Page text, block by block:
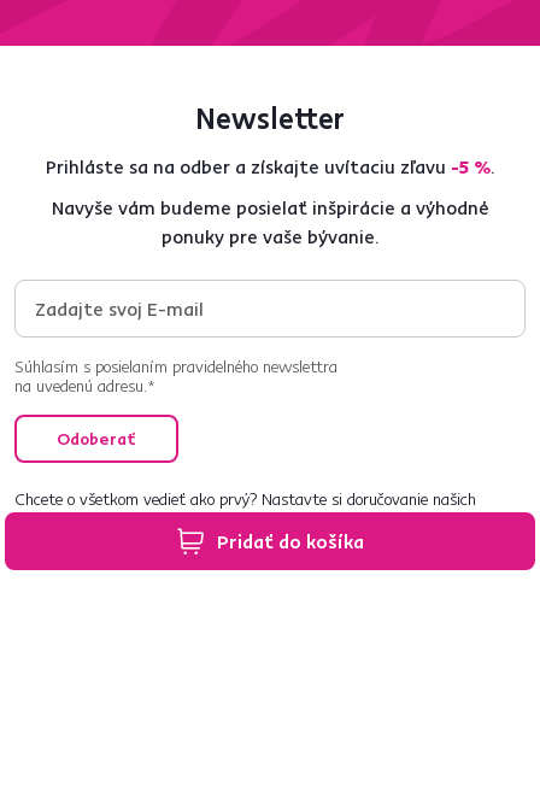
Pridať do košíka
Newsletter
Prihláste sa na odber a získajte uvítaciu zľavu -5 %.
Navyše vám budeme posielať inšpirácie a výhodné
ponuky pre vaše bývanie.
Súhlasím s posielaním pravidelného newslettra
na uvedenú adresu.*
Odoberať
Chcete o všetkom vedieť ako prvý? Nastavte si doručovanie našich
e‑mailov tak, aby vám nič neušlo.